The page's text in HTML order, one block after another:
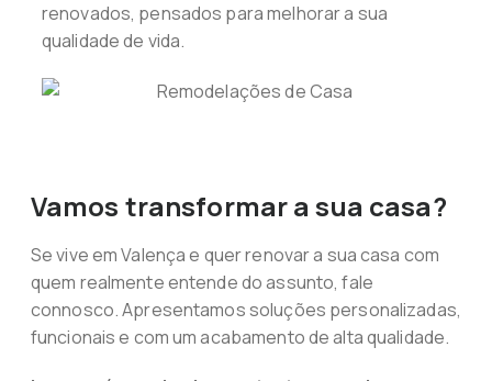
renovados, pensados para melhorar a sua
qualidade de vida.
Vamos transformar a sua casa?
Se vive em Valença e quer renovar a sua casa com
quem realmente entende do assunto, fale
connosco. Apresentamos soluções personalizadas,
funcionais e com um acabamento de alta qualidade.